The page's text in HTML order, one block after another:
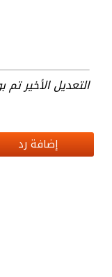
التعديل الأخير تم
إضافة رد